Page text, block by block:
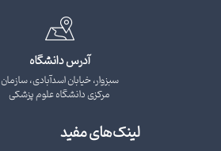
آدرس دانشگاه
سبزوار، خیابان اسدآبادی، سازمان
مرکزی دانشگاه علوم پزشکی
لینک‌های مفید